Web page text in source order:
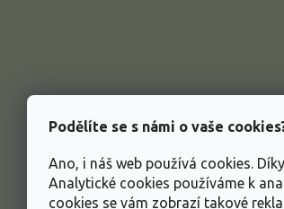
Podělíte se s námi o vaše
Ano, i náš web používá cookies.
Analytické cookies používáme k
cookies se vám zobrazí takové